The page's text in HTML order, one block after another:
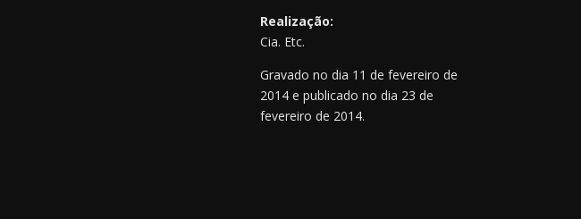
Realização:
Cia. Etc.
Gravado no dia 11 de fevereiro de
2014 e publicado no dia 23 de
fevereiro de 2014.